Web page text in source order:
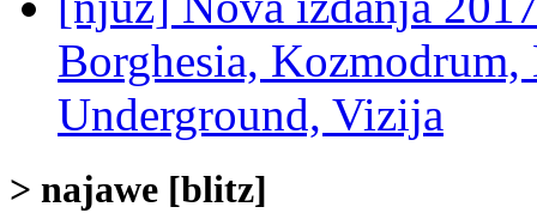
Borghesia,
Underground, Vizija
> najawe [blitz]